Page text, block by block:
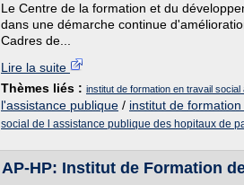
Le Centre de la formation et du
dans une démarche continue
Cadres de...
Lire la suite
Thèmes liés : institut de formation en travail social
l'assistance publique / institut de
social de l assistance publique des hopitaux de
AP-HP: Institut de Formation